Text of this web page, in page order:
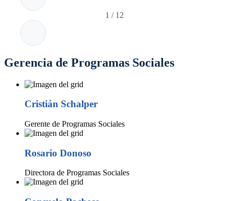
1 / 12
Gerencia de Programas Sociales
Cristián Schalper
Gerente de Programas Sociales
Rosario Donoso
Directora de Programas Sociales